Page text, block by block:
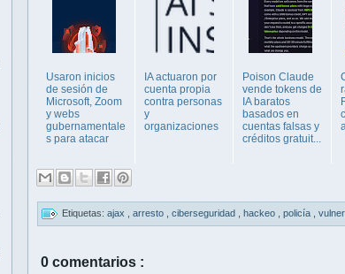
Usaron inicios
de sesión de
Microsoft, Zoom
y webs
gubernamentale
s para atacar
IA actuaron por
cuenta propia
contra personas
y
organizaciones
Poison Claude
vende tokens de
IA baratos
basados en
cuentas falsas y
créditos gratuit...
Etiquetas: ajax arresto ciberseguridad hackeo policía
0 comentarios :